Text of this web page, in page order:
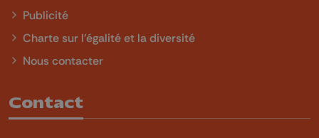
Publicité
Charte sur l'égalité et la diversité
Nous contacter
Contact